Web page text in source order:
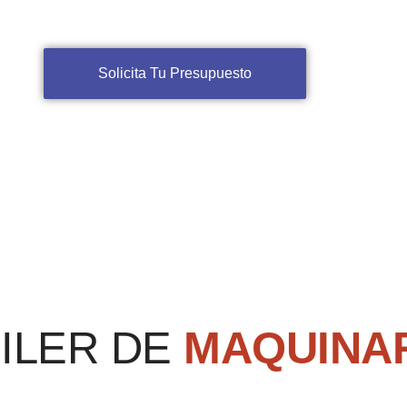
Solicita Tu Presupuesto
DE